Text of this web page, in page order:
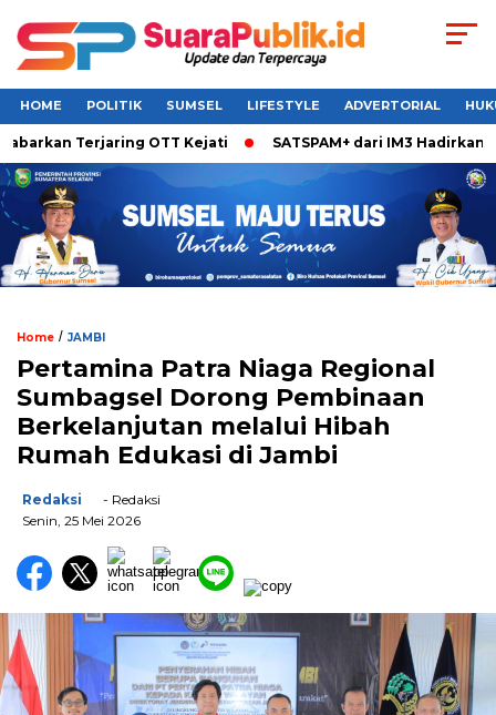
HOME POLITIK SUMSEL LIFESTYLE ADVERTORIAL
Terjaring OTT Kejati SATSPAM+ dari IM3 Hadirkan
Home / JAMBI
Pertamina Patra Niaga Regional
Sumbagsel Dorong Pembinaan
Berkelanjutan melalui Hibah
Rumah Edukasi di Jambi
Redaksi
- Redaksi
Senin, 25 Mei 2026